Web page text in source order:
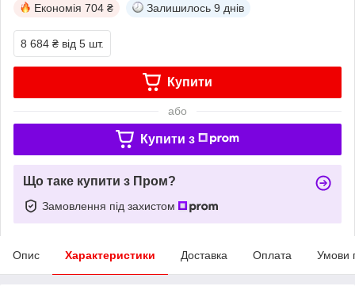
Економія 704 ₴ Залишилось 9 днів
8 684 ₴ від 5 шт.
Купити
або
Купити з
Що таке купити з Пром?
Замовлення під захистом
Опис Характеристики Доставка Оплата Умови